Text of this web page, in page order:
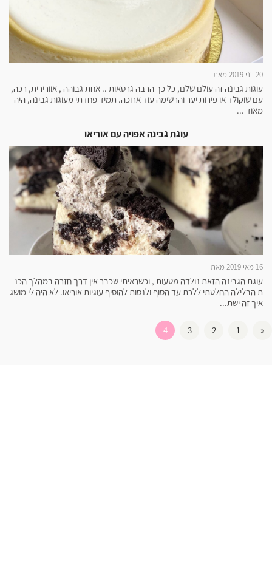
20 יוני 2019 מאת
עוגות גבינה זה עולם שלם, כל כך הרבה גרסאות .. אחת גבוהה , אוורירית, רכה,
עם שוקולד או פירות יער והרשימה עוד ארוכה. תמיד פחדתי מעוגות גבינה, היה
מאוד ...
עוגת גבינה אפויה עם אוריאו
16 מאי 2019 מאת
עוגת הגבינה הזאת נולדה מטעות , וכשראיתי שכבר אין דרך חזרה במהלך הכנ
ת הבלילה החלטתי ללכת עד הסוף ולנסות להוסיף עוגיות אוריאו. לא היה לי מושג
איך זה ישת...
«
1
2
3
4